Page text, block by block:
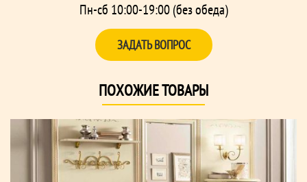
Пн-сб 10:00-19:00 (без обеда)
ЗАДАТЬ ВОПРОС
ПОХОЖИЕ ТОВАРЫ